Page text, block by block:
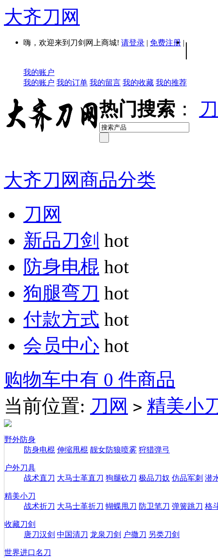
大齐刀网
嗨，欢迎来到刀剑网上商城! 请登录 | 免费注册 | |
我的账户
我的账户 我的订单 我的留言 我的收藏 我的推荐
热门搜索 ：
大齐刀网商品分类
刀网
新品刀剑 hot
防身电棍 hot
狗腿弯刀 hot
付款方式 hot
会员中心 hot
购物车中有 0 件商品
当前位置: 刀网 > 精美小
野外防身
防身电棍 伸缩甩棍 靓女防狼喷雾 狩猎弹弓
户外刀具
战术直刀 大马士革直刀 狗腿砍刀 极品刀奴 仿品军刺 潜
精美小刀
战术折刀 大马士革折刀 蝴蝶甩刀 防卫笔刀 弹簧跳刀 格
收藏刀剑
唐刀汉剑 中国清刀 龙泉刀剑 户撒刀 另类刀剑
世界进口名刀